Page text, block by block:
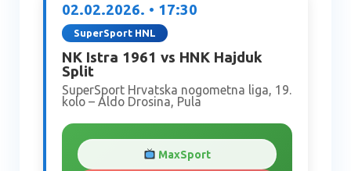
02.02.2026. • 17:30
SuperSport HNL
NK Istra 1961 vs HNK Hajduk
Split
SuperSport Hrvatska nogometna liga, 19.
kolo – Aldo Drosina, Pula
MaxSport